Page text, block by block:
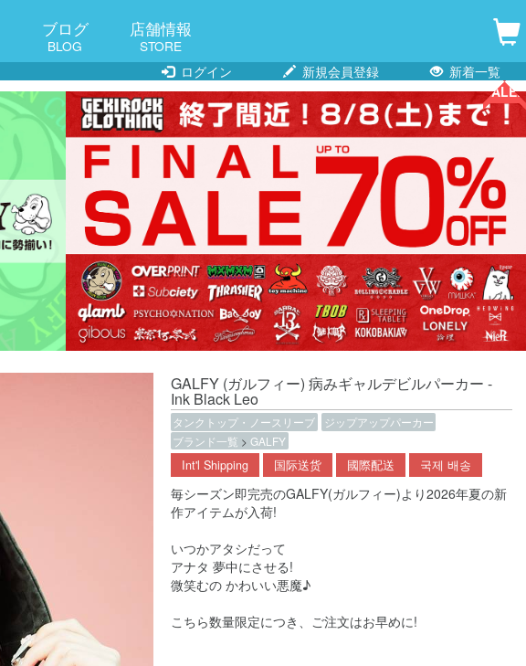
ブログ
BLOG
店舗情報
STORE
ログイン
新規会員登録 新着一覧
GALFY (ガルフィー) 病みギャルデビルパーカー -
Ink Black Leo
タンクトップ・ノースリーブ
ジップアップパーカー
ブランド一覧 >GALFY
Int'l Shipping 国际送货 國際配送 국제 배송
毎シーズン即完売のGALFY(ガルフィー)より2026年夏の新
作アイテムが入荷!
いつかアタシだって
アナタ 夢中にさせる!
微笑むの かわいい悪魔♪
こちら数量限定につき、ご注文はお早めに!
SALE!!
SALE!!